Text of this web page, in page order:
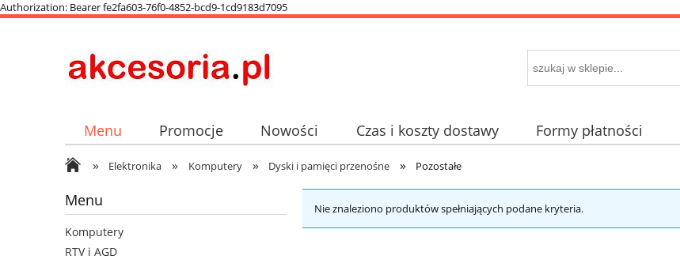
Authorization: Bearer fe2fa603-76f0-4852-bcd9-1cd9183d7095
Menu Promocje Nowości Czas i koszty dostawy Formy płatności
» Elektronika » Komputery » Dyski i pamięci przenośne » Pozostałe
Menu
Komputery
RTV i AGD
Nie znaleziono produktów spełniających podane kryteria.